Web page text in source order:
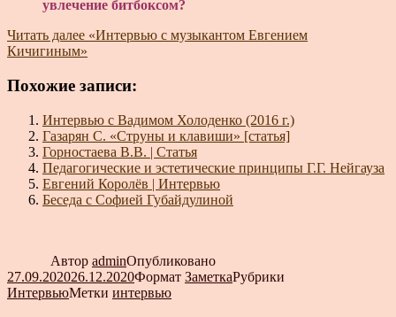
увлечение битбоксом?
Читать далее «Интервью с музыкантом Евгением
Кичигиным»
Похожие записи:
Интервью с Вадимом Холоденко (2016 г.)
Газарян С. «Струны и клавиши» [статья]
Горностаева В.В. | Статья
Педагогические и эстетические принципы Г.Г. Нейгауза
Евгений Королёв | Интервью
Беседа с Софией Губайдулиной
Автор adminОпубликовано
27.09.202026.12.2020Формат ЗаметкаРубрики
ИнтервьюМетки интервью